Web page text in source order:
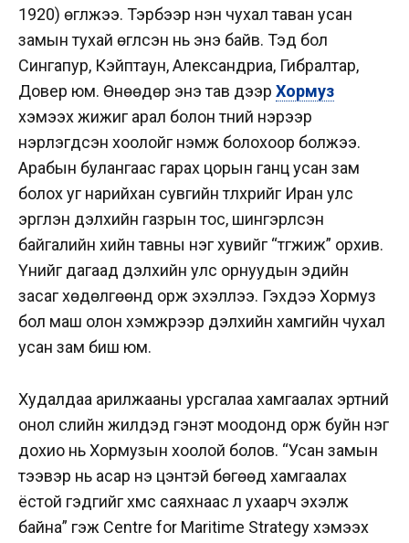
1920) өгүүлжээ. Тэрбээр нэн чухал таван усан
замын тухай өгүүлсэн нь энэ байв. Тэд бол
Сингапур, Кэйптаун, Александриа, Гибралтар,
Довер юм. Өнөөдөр энэ тав дээр Хормуз
хэмээх жижиг арал болон түүний нэрээр
нэрлэгдсэн хоолойг нэмж болохоор болжээ.
Арабын булангаас гарах цорын ганц усан зам
болох уг нарийхан сувгийн түлхүүрийг Иран улс
эргүүлэн дэлхийн газрын тос, шингэрүүлсэн
байгалийн хийн тавны нэг хувийг “түгжиж” орхив.
Үүнийг дагаад дэлхийн улс орнуудын эдийн
засаг хөдөлгөөнд орж эхэллээ. Гэхдээ Хормуз
бол маш олон хэмжүүрээр дэлхийн хамгийн чухал
усан зам биш юм.
Худалдаа арилжааны урсгалаа хамгаалах эртний
онол сүүлийн жилүүдэд гэнэт моодонд орж буйн нэг
дохио нь Хормузын хоолой болов. “Усан замын
тээвэр нь асар үнэ цэнтэй бөгөөд хамгаалах
ёстой гэдгийг хүмүүс саяхнаас л ухаарч эхэлж
байна” гэж Centre for Maritime Strategy хэмээх